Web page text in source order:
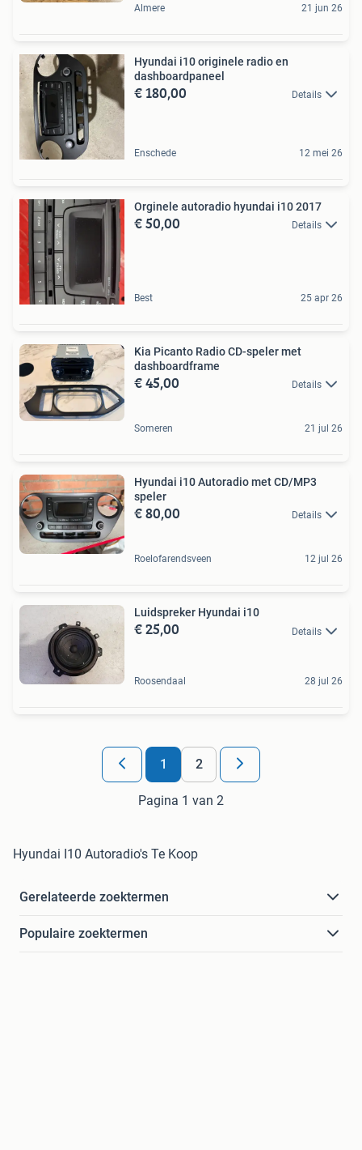
Almere 21 jun 26
Hyundai i10 originele radio en
dashboardpaneel
€ 180,00 Details
Enschede 12 mei 26
Orginele autoradio hyundai i10 2017
€ 50,00 Details
Best 25 apr 26
Kia Picanto Radio CD-speler met
dashboardframe
€ 45,00 Details
Someren 21 jul 26
Hyundai i10 Autoradio met CD/MP3
speler
€ 80,00 Details
Roelofarendsveen 12 jul 26
Luidspreker Hyundai i10
€ 25,00 Details
Roosendaal 28 jul 26
1 2
Pagina 1 van 2
Hyundai I10 Autoradio's Te Koop
Gerelateerde zoektermen
Populaire zoektermen